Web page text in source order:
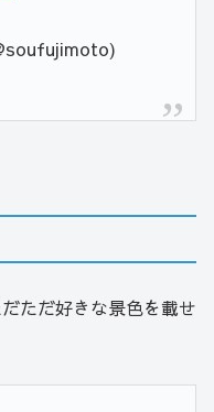
ただ好きな景色を載せ